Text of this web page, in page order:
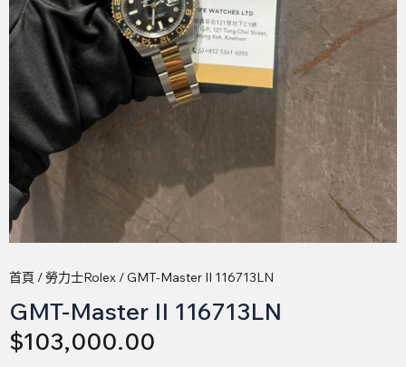
首頁 /勞力士Rolex / GMT-Master II 116713LN
GMT-Master II 116713LN
$103,000.00